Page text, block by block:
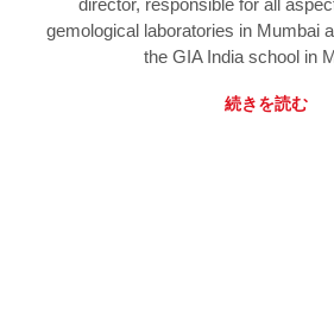
gemological laboratories in Mumbai
the GIA India school in
続きを読む